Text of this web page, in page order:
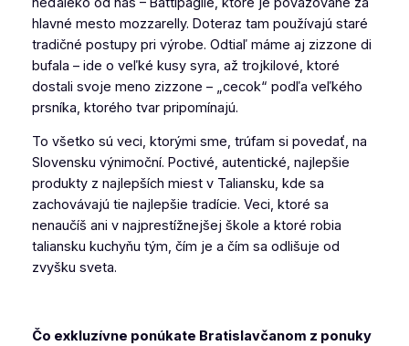
hlavné mesto mozzarelly. Doteraz tam používajú staré
tradičné postupy pri výrobe. Odtiaľ máme aj zizzone di
bufala – ide o veľké kusy syra, až trojkilové, ktoré
dostali svoje meno zizzone – „cecok“ podľa veľkého
prsníka, ktorého tvar pripomínajú.
To všetko sú veci, ktorými sme, trúfam si povedať, na
Slovensku výnimoční. Poctivé, autentické, najlepšie
produkty z najlepších miest v Taliansku, kde sa
zachovávajú tie najlepšie tradície. Veci, ktoré sa
nenaučíš ani v najprestížnejšej škole a ktoré robia
taliansku kuchyňu tým, čím je a čím sa odlišuje od
zvyšku sveta.
Čo exkluzívne ponúkate Bratislavčanom z ponuky